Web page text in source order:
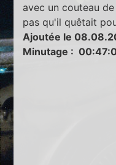
avec un couteau
pas qu'il quêtait
Ajoutée le
Minutage :